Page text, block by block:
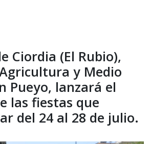
Ciordia (El Rubio),
y Medio
Pueyo, lanzará el
las fiestas que
del 24 al 28 de julio.